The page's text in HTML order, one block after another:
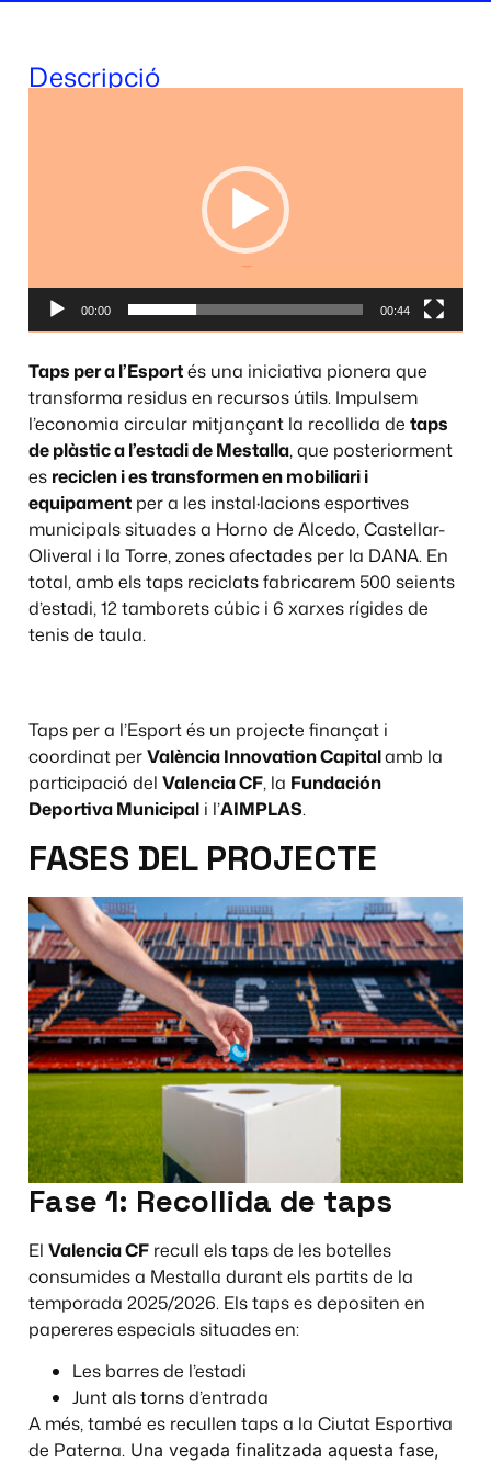
Descripció
00:00 00:44
Taps per a l’Esportés una iniciativa pionera que
transforma residus en recursos útils. Impulsem
l’economia circular mitjançant la recollida de taps
de plàstic a l’estadi de Mestalla, que posteriorment
es reciclen i es transformen en mobiliari i
equipament per a les instal·lacions esportives
municipals situades a Horno de Alcedo, Castellar-
Oliveral i la Torre, zones afectades per la DANA. En
total, amb els taps reciclats fabricarem 500 seients
d’estadi, 12 tamborets cúbic i 6 xarxes rígides de
tenis de taula.
Taps per a l’Esport és un projecte finançat i
coordinat perValència Innovation Capitalamb la
participació del Valencia CF, la Fundación
Deportiva Municipal i l’AIMPLAS.
FASES DEL PROJECTE
Fase 1: Recollida de taps
El Valencia CF recull els taps de les botelles
consumides a Mestalla durant els partits de la
temporada 2025/2026. Els taps es depositen en
papereres especials situades en:
Les barres de l’estadi
Junt als torns d’entrada
A més, també es recullen taps a la Ciutat Esportiva
de Paterna. Una vegada finalitzada aquesta fase,